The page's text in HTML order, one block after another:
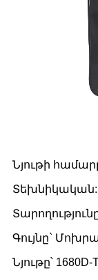
Նյութի
Տեխնիկական:
Գույնը`
Նյութը՝ 1680D-